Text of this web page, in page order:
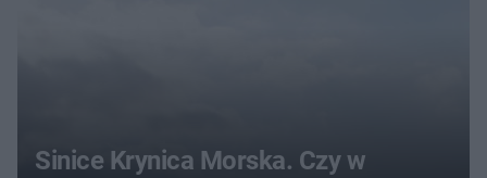
Sinice Krynica Morska. Czy w